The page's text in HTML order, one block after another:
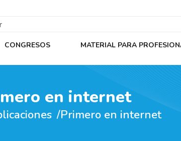
CONGRESOS MATERIAL PARA
en internet
Primero en internet